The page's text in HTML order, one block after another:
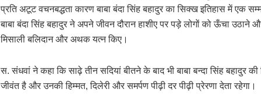
प्रति अटूट वचनबद्धता कारण बाबा बंदा सिंह बहादुर का सिक्ख इतिहास में एक
बाबा बंदा सिंह बहादुर ने अपने जीवन दौरान हाशीए पर पड़े लोगों को ऊँचा
मिसाली बलिदान और अथक यत्न किए।
स. संधवां ने कहा कि साढ़े तीन सदियां बीतने के बाद भी बाबा बन्दा सिंह बहादुर
जीवंत है और उनकी हिम्मत, दिलेरी और समर्पण पीढ़ी दर पीढ़ी प्रेरणा देता रहेगा।